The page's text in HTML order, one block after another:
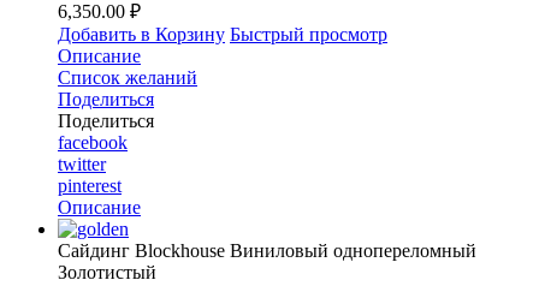
6,350.00 ₽
Добавить в Корзину Быстрый просмотр
Описание
Список желаний
Поделиться
Поделиться
facebook
twitter
pinterest
Описание
Сайдинг Blockhouse Виниловый однопереломный
Золотистый